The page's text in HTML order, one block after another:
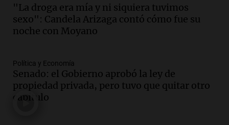
Audio. El primer semestre de 2026
reporta menos víctimas fatales en
accidentes de tránsito en Mendoza
Audio.El gobierno de La Rioja lanzará
pago en chachos para empleados
públicos a partir del 17 de octubre
Noticias
"La droga era mía y ni siquiera tuvimos
sexo": Candela Arizaga contó cómo fue su
noche con Moyano
Política y Economía
Senado: el Gobierno aprobó la ley de
propiedad privada, pero tuvo que quitar otro
capítulo